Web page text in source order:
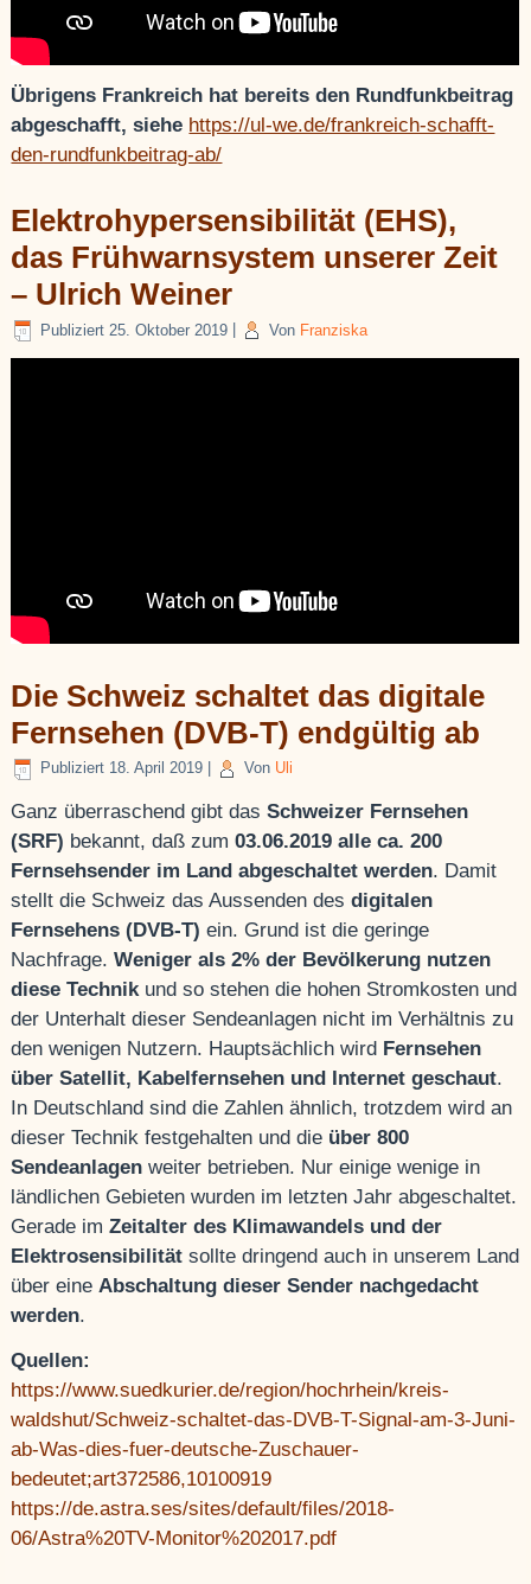
Übrigens Frankreich hat bereits den Rundfunkbeitrag
abgeschafft, siehe https://ul-we.de/frankreich-schafft-
den-rundfunkbeitrag-ab/
Elektrohypersensibilität (EHS),
das Frühwarnsystem unserer Zeit
– Ulrich Weiner
Publiziert 25. Oktober 2019 Von Franziska
Die Schweiz schaltet das digitale
Fernsehen (DVB-T) endgültig ab
Publiziert 18. April 2019 Von Uli
Ganz überraschend gibt dasSchweizer Fernsehen
(SRF) bekannt, daß zum 03.06.2019 alle ca. 200
Fernsehsender im Land abgeschaltet werden. Damit
stellt die Schweiz das Aussenden des digitalen
Fernsehens (DVB-T) ein. Grund ist die geringe
Nachfrage.Weniger als 2% der Bevölkerung nutzen
diese Technik und so stehen die hohen Stromkosten und
der Unterhalt dieser Sendeanlagen nicht im Verhältnis zu
den wenigen Nutzern. Hauptsächlich wird Fernsehen
über Satellit, Kabelfernsehen und Internet geschaut.
In Deutschland sind die Zahlen ähnlich, trotzdem wird an
dieser Technik festgehalten und die über 800
Sendeanlagen weiter betrieben. Nur einige wenige in
ländlichen Gebieten wurden im letzten Jahr abgeschaltet.
Gerade imZeitalter des Klimawandels und der
Elektrosensibilität sollte dringend auch in unserem Land
über eine Abschaltung dieser Sender nachgedacht
werden.
Quellen:
https://www.suedkurier.de/region/hochrhein/kreis-
waldshut/Schweiz-schaltet-das-DVB-T-Signal-am-3-Juni-
ab-Was-dies-fuer-deutsche-Zuschauer-
bedeutet;art372586,10100919
https://de.astra.ses/sites/default/files/2018-
06/Astra%20TV-Monitor%202017.pdf